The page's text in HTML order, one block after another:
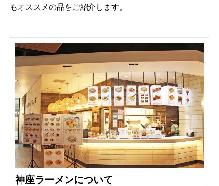
もオススメの品をご紹介します。
神座ラーメンについて